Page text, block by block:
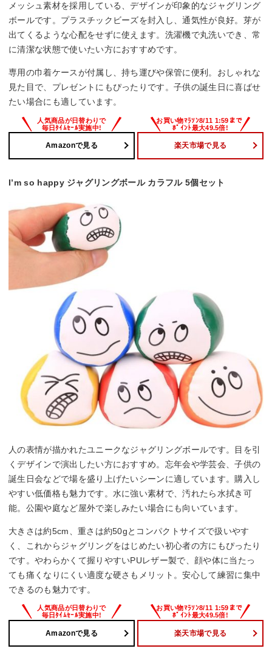
メッシュ素材を採用している、デザインが印象的なジャグリング
ボールです。プラスチックビーズを封入し、通気性が良好。芽が
出てくるような心配をせずに使えます。洗濯機で丸洗いでき、常
に清潔な状態で使いたい方におすすめです。
専用の巾着ケースが付属し、持ち運びや保管に便利。おしゃれな
見た目で、プレゼントにもぴったりです。子供の誕生日に喜ばせ
たい場合にも適しています。
Amazonで見る 楽天市場で見る
I’m so happy ジャグリングボール カラフル 5個セット
人の表情が描かれたユニークなジャグリングボールです。目を引
くデザインで演出したい方におすすめ。忘年会や学芸会、子供の
誕生日会などで場を盛り上げたいシーンに適しています。購入し
やすい低価格も魅力です。水に強い素材で、汚れたら水拭き可
能。公園や庭など屋外で楽しみたい場合にも向いています。
大きさは約5cm、重さは約50gとコンパクトサイズで扱いやす
く、これからジャグリングをはじめたい初心者の方にもぴったり
です。やわらかくて握りやすいPUレザー製で、顔や体に当たっ
ても痛くなりにくい適度な硬さもメリット。安心して練習に集中
できるのも魅力です。
Amazonで見る 楽天市場で見る